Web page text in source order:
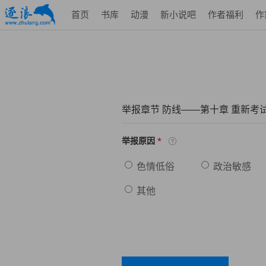
首页 书库 动漫 新小说吧 作者福利 作
举报章节 防线——第十章 重新考
举报原因 *
色情低俗 政治敏感
其他